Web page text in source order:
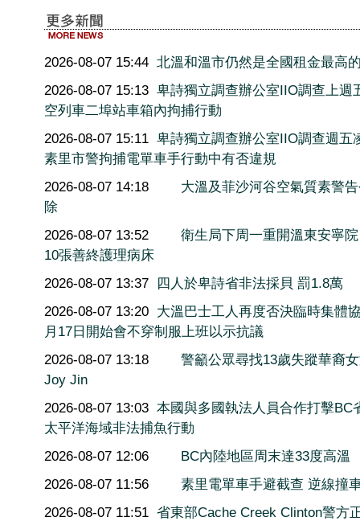
2026-08-07 15:44 北溫和溫市仍然是全國租金最高
2026-08-07 15:13 卑詩獨立調查辦公室IIO調查上週
空列車二埠站車箱內拘捕行動
2026-08-07 15:11 卑詩獨立調查辦公室IIO調查週五
素里市警拘捕電單車手行動中有否違規
2026-08-07 14:18
大溫及菲沙河谷空氣質素警
除
2026-08-07 13:52
衛生局下周一重開溫東安寧
10張善終護理病床
2026-08-07 13:37 四人於卑詩省非法採貝 罰1.8萬
2026-08-07 13:20 大溫巴士工人再度否決臨時集體
月17日開始會不穿制服上班以示抗議
2026-08-07 13:18
警籲公眾尋找13歲失蹤華裔
Joy Jin
2026-08-07 13:03 本國與多國執法人員合作打擊BC
太平洋海域非法捕魚行動
2026-08-07 12:06
BC內陸地區周末達33度高溫
2026-08-07 11:56
素里電單車手避截查 逆線撞
2026-08-07 11:51 省東部Cache Creek Clinton警方